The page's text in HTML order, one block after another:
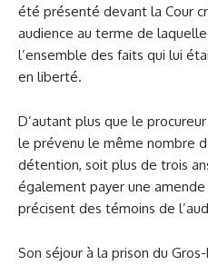
été présenté devant la Cour
audience au terme de laquelle
l’ensemble des faits qui lui
en liberté.
D’autant plus que le
le prévenu le même nombre
détention, soit plus de trois
également payer une amende
précisent des témoins de
Son séjour à la prison du